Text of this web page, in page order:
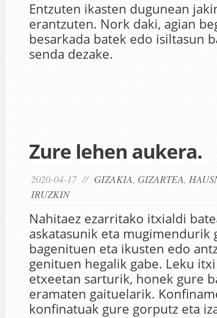
Entzuten ikasten dugunean
erantzuten. Nork daki, agian
besarkada batek edo isiltasun
senda dezake.
Zure lehen aukera.
2020-04-17 // GIZAKIA, GIZARTEA,
IRUZKIN
Nahitaez ezarritako itxialdi
askatasunik eta mugimendurik
bagenituen eta ikusten edo
genituen hegalik gabe. Leku
etxeetan sarturik, honek gure
eramaten gaituelarik.
konfinatuak gure gorputz eta